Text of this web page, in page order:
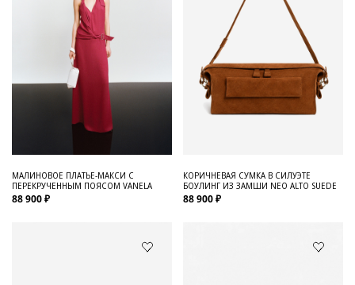
МАЛИНОВОЕ ПЛАТЬЕ-МАКСИ С
ПЕРЕКРУЧЕННЫМ ПОЯСОМ VANELA
88 900 ₽
КОРИЧНЕВАЯ СУМКА В СИЛУЭТЕ
БОУЛИНГ ИЗ ЗАМШИ NEO ALTO SUEDE
88 900 ₽